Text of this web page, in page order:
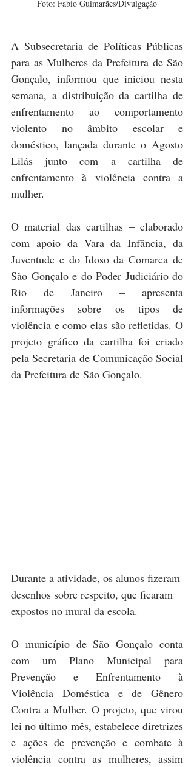
Foto: Fabio Guimarães/Divulgação
A Subsecretaria de Políticas Públicas
para as Mulheres da Prefeitura de São
Gonçalo, informou que iniciou nesta
semana, a distribuição da cartilha de
enfrentamento ao comportamento
violento no âmbito escolar e
doméstico, lançada durante o Agosto
Lilás junto com a cartilha de
enfrentamento à violência contra a
mulher.
O material das cartilhas – elaborado
com apoio da Vara da Infância, da
Juventude e do Idoso da Comarca de
São Gonçalo e do Poder Judiciário do
Rio de Janeiro – apresenta
informações sobre os tipos de
violência e como elas são refletidas. O
projeto gráfico da cartilha foi criado
pela Secretaria de Comunicação Social
da Prefeitura de São Gonçalo.
Durante a atividade, os alunos fizeram
desenhos sobre respeito, que ficaram
expostos no mural da escola.
O município de São Gonçalo conta
com um Plano Municipal para
Prevenção e Enfrentamento à
Violência Doméstica e de Gênero
Contra a Mulher. O projeto, que virou
lei no último mês, estabelece diretrizes
e ações de prevenção e combate à
violência contra as mulheres, assim